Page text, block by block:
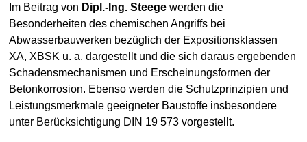
Im Beitrag von Dipl.-Ing. Steege werden die
Besonderheiten des chemischen Angriffs bei
Abwasserbauwerken bezüglich der Expositionsklassen
XA, XBSK u. a. dargestellt und die sich daraus ergebenden
Schadensmechanismen und Erscheinungsformen der
Betonkorrosion. Ebenso werden die Schutzprinzipien und
Leistungsmerkmale geeigneter Baustoffe insbesondere
unter Berücksichtigung DIN 19 573 vorgestellt.